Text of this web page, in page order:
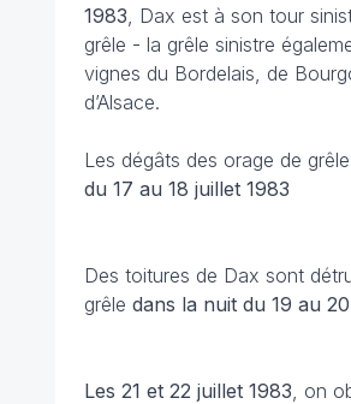
1983 , Dax est à son tour
grêle - la grêle sinistre
vignes du Bordelais, de
d’Alsace.
Les dégâts des orage de grêle
du 17 au 18 juillet 1983
Des toitures de Dax sont
grêle dans la nuit du 19 au
Les 21 et 22 juillet 1983 , on